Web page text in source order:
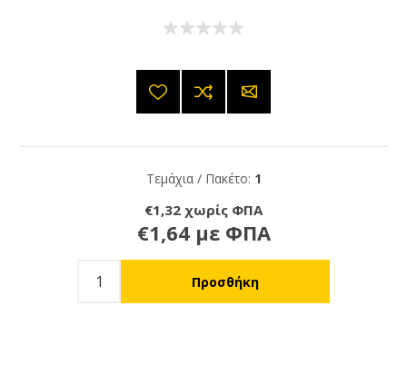
Τεμάχια / Πακέτο: 1
€1,32 χωρίς ΦΠΑ
€1,64 με ΦΠΑ